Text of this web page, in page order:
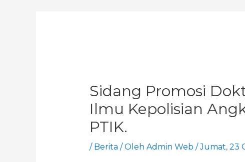
Sidang Promosi
Ilmu Kepolisian
PTIK.
/ Berita / Oleh Admin Web /Jumat, 23